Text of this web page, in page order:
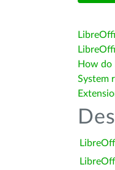
How do
System